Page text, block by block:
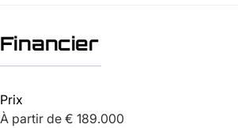
Financier
Prix
À partir de € 189.000